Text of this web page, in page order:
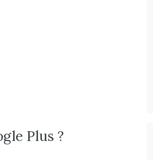
Plus ?